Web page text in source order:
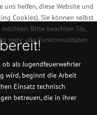
Q1/2024
als Jugendfeuerwehrler
wird, beginnt die Arbeit
Einsatz technisch
betreuen, die in ihrer
uns helfen, diese Website und
Cookies). Sie können selbst
Bitte beachten Sie,
mehr alle Funktionalitäten
|Impressum